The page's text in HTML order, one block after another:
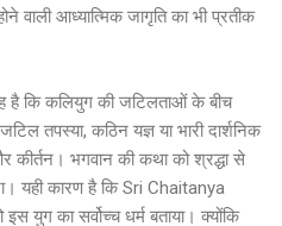
वाली आध्यात्मिक जागृति का भी प्रतीक
है कि कलियुग की जटिलताओं के बीच
तपस्या, कठिन यज्ञ या भारी दार्शनिक
भगवान की कथा को श्रद्धा से
यही कारण है कि Sri Chaitanya
युग का सर्वोच्च धर्म बताया। क्योंकि